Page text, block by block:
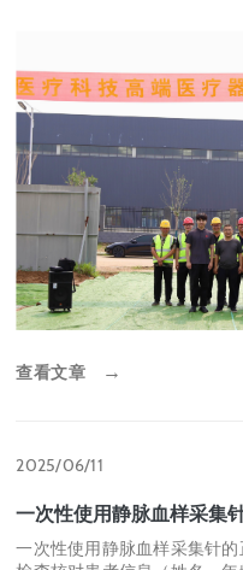
查看文章 →
2025/06/11
一次性使用静脉血样采集
一次性使用静脉血样采集针